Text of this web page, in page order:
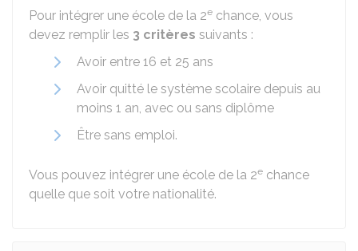
Pour intégrer une école de la 2e chance, vous
devez remplir les 3 critères suivants :
Avoir entre 16 et 25 ans
Avoir quitté le système scolaire depuis au
moins 1 an, avec ou sans diplôme
Être sans emploi.
Vous pouvez intégrer une école de la 2e chance
quelle que soit votre nationalité.